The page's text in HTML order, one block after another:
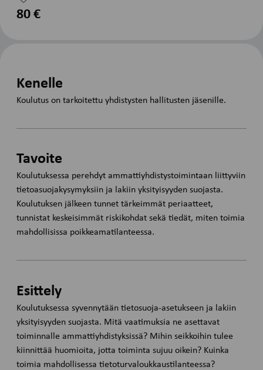
80 €
Kenelle
Koulutus on tarkoitettu yhdistysten hallitusten jäsenille.
Tavoite
Koulutuksessa perehdyt ammattiyhdistystoimintaan liittyviin
tietoasuojakysymyksiin ja lakiin yksityisyyden suojasta.
Koulutuksen jälkeen tunnet tärkeimmät periaatteet,
tunnistat keskeisimmät riskikohdat sekä tiedät, miten toimia
mahdollisissa poikkeamatilanteessa.
Esittely
Koulutuksessa syvennytään tietosuoja-asetukseen ja lakiin
yksityisyyden suojasta. Mitä vaatimuksia ne asettavat
toiminnalle ammattiyhdistyksissä? Mihin seikkoihin tulee
kiinnittää huomioita, jotta toiminta sujuu oikein? Kuinka
toimia mahdollisessa tietoturvaloukkaustilanteessa?